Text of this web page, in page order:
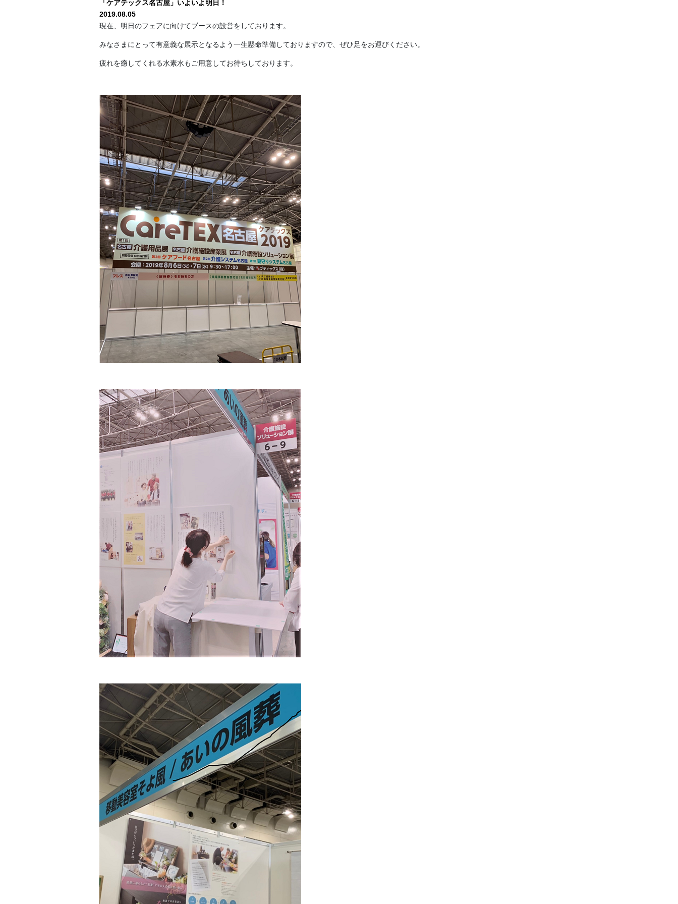
「ケアテックス名古屋」いよいよ明日！
2019.08.05
現在、明日のフェアに向けてブースの設営をしております。
みなさまにとって有意義な展示となるよう一生懸命準備しておりますので、ぜひ足をお運びください。
疲れを癒してくれる水素水もご用意してお待ちしております。